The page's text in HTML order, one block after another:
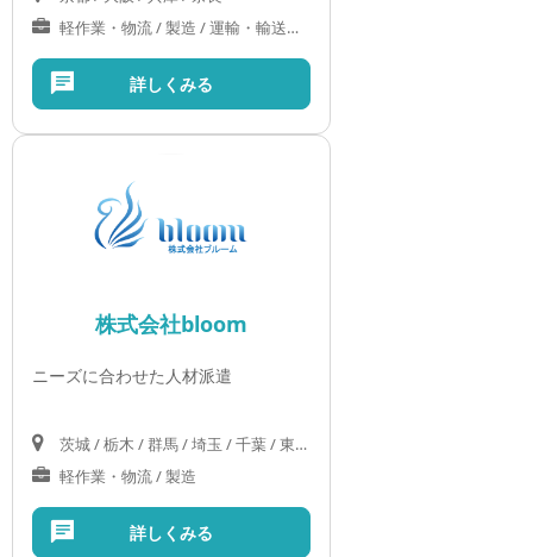
軽作業・物流 / 製造 / 運輸・輸送サービス / オフィス
詳しくみる
株式会社bloom
ニーズに合わせた人材派遣
茨城 / 栃木 / 群馬 / 埼玉 / 千葉 / 東京 / 神奈川
軽作業・物流 / 製造
詳しくみる